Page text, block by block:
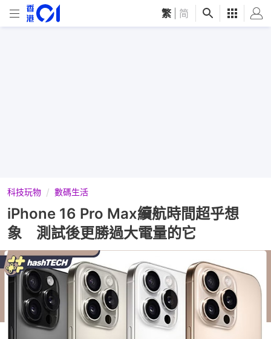
繁 简
科技玩物 數碼生活
iPhone 16 Pro Max續航時間超乎想
象 測試後更勝過大電量的它